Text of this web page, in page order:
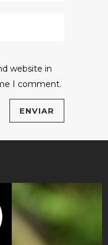
website in
I comment.